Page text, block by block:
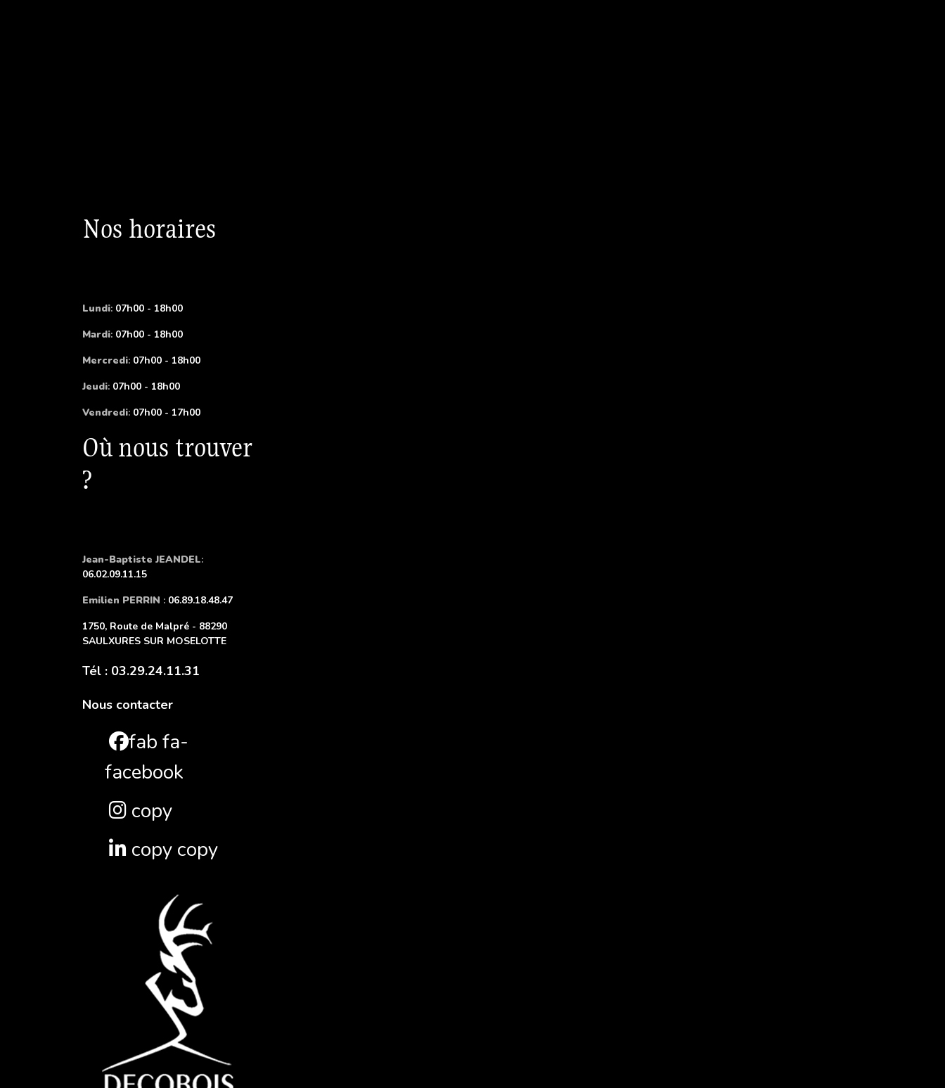
Nos horaires
Lundi: 07h00 - 18h00
Mardi: 07h00 - 18h00
Mercredi: 07h00 - 18h00
Jeudi: 07h00 - 18h00
Vendredi: 07h00 - 17h00
Où nous trouver
?
Jean-Baptiste JEANDEL:
06.02.09.11.15
Emilien PERRIN : 06.89.18.48.47
1750, Route de Malpré - 88290
SAULXURES SUR MOSELOTTE
Tél : 03.29.24.11.31
Nous contacter
fab fa-
facebook
copy
copy copy